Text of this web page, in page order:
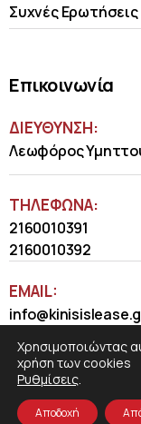
Συχνές Ερωτήσεις
Επικοινωνία
ΔΙΕΥΘΥΝΣΗ:
Λεωφόρος
ΤΗΛΈΦΩΝΑ:
2160010391
2160010392
EMAIL:
Χρησιμοποιώντας
χρήση των cookies
Ρυθμίσεις.
Αποδοχή